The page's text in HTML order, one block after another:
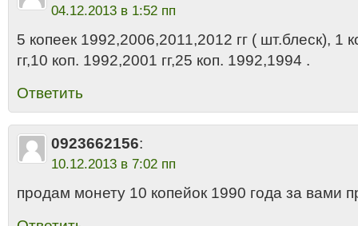
04.12.2013 в 1:52 пп
5 копеек 1992,2006,2011,2012 гг ( шт.блеск), 1
гг,10 коп. 1992,2001 гг,25 коп. 1992,1994 .
Ответить
0923662156:
10.12.2013 в 7:02 пп
продам монету 10 копейок 1990 года за вами